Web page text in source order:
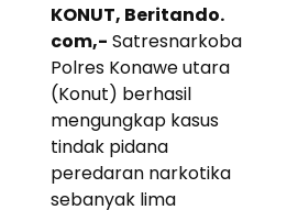
KONUT, Beritando.
com,- Satresnarkoba
Polres Konawe utara
(Konut) berhasil
mengungkap kasus
tindak pidana
peredaran narkotika
sebanyak lima